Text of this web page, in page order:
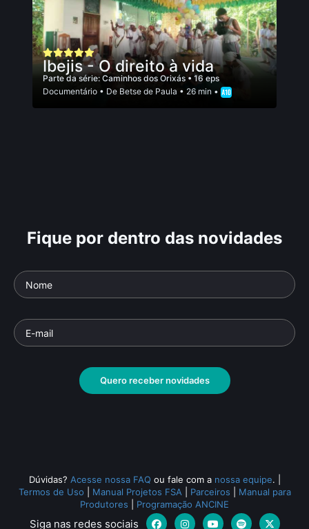
Ibejis - O direito à vida
Parte da série:Caminhos dos Orixás • 16 eps
Documentário • De Betse de Paula • 26 min •
Fique por dentro das novidades
Quero receber novidades
Dúvidas? Acesse nossa FAQ ou fale com a nossa equipe.
Termos de Uso
Manual Projetos FSA Parceiros
Manual para
Produtores
Programação ANCINE
Siga nas redes sociais